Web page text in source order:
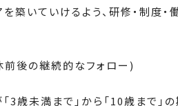
築いていけるよう、研修・制度
前後の継続的なフォロー)
3歳未満まで」から「10歳まで」